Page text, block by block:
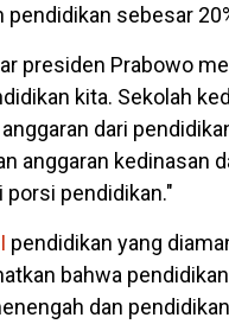
sebesar
presiden Prabowo
kita. Sekolah
dari
anggaran kedinasan
porsi pendidikan."
pendidikan yang
bahwa
dan